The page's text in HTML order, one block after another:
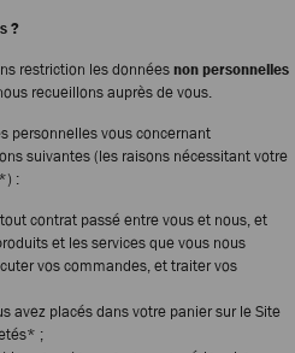
?
restriction les donnéesnon personnelles
recueillons auprès de vous.
personnelles vous concernant
suivantes (les raisons nécessitant votre
:
contrat passé entre vous et nous, et
et les services que vous nous
vos commandes, et traiter vos
avez placés dans votre panier sur le Site
;